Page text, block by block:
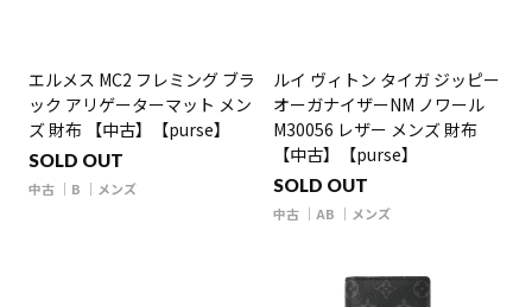
エルメス MC2 フレミング ブラ
ック アリゲーターマット メン
ズ 財布 【中古】【purse】
SOLD OUT
中古 B メンズ
ルイ ヴィトン タイガ ジッピー
オーガナイザーNM ノワール
M30056 レザー メンズ 財布
【中古】【purse】
SOLD OUT
中古 AB メンズ